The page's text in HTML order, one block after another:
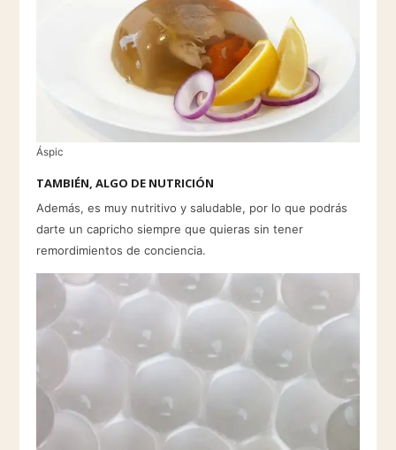
Áspic
TAMBIÉN, ALGO DE NUTRICIÓN
Además, es muy nutritivo y saludable, por lo que podrás
darte un capricho siempre que quieras sin tener
remordimientos de conciencia.